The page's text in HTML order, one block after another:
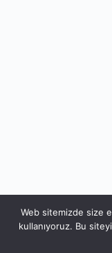
Web sitemizde size
kullanıyoruz. Bu